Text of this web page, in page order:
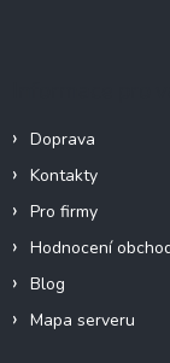
Doprava
Kontakty
Pro firmy
Hodnocení
Blog
Mapa serveru